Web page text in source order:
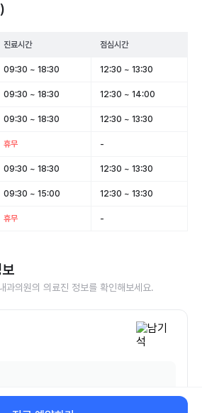
진료시간 점심시간
09:30 ~ 18:30 12:30 ~ 13:30
09:30 ~ 18:30 12:30 ~ 14:00
09:30 ~ 18:30 12:30 ~ 13:30
휴무 -
09:30 ~ 18:30 12:30 ~ 13:30
09:30 ~ 15:00 12:30 ~ 13:30
휴무 -
과의원의 의료진 정보를 확인해보세요.